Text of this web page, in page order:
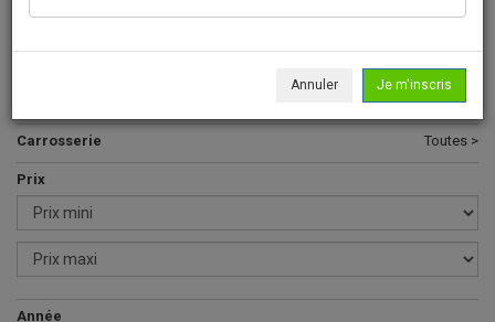
> Rechercher un véhicule
Tous >
Carrosserie Toutes >
Prix
Année
Annuler Je m'inscris